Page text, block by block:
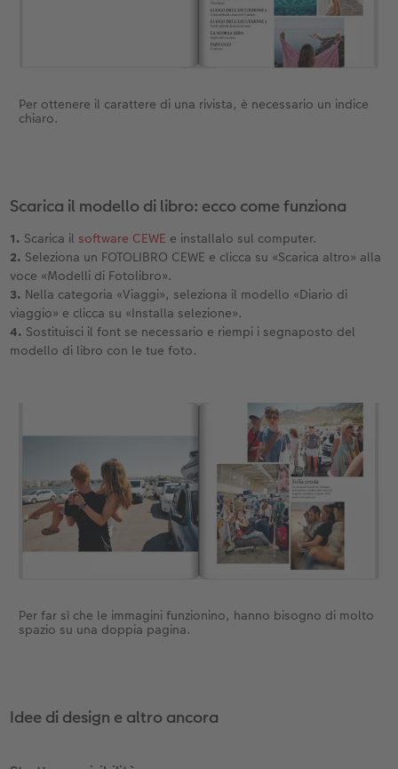
Per ottenere il carattere di una rivista, è necessario un indice
chiaro.
Scarica il modello di libro: ecco come funziona
1. Scarica il software CEWE e installalo sul computer.
2. Seleziona un FOTOLIBRO CEWE e clicca su «Scarica altro» alla
voce «Modelli di Fotolibro».
3. Nella categoria «Viaggi», seleziona il modello «Diario di
viaggio» e clicca su «Installa selezione».
4. Sostituisci il font se necessario e riempi i segnaposto del
modello di libro con le tue foto.
Per far sì che le immagini funzionino, hanno bisogno di molto
spazio su una doppia pagina.
Idee di design e altro ancora